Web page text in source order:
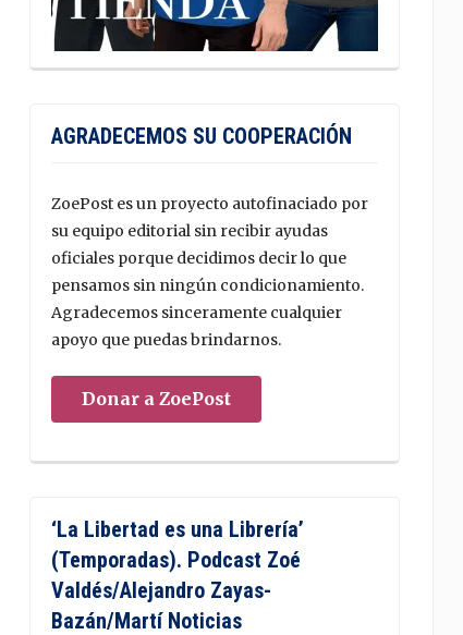
AGRADECEMOS SU COOPERACIÓN
ZoePost es un proyecto autofinaciado por
su equipo editorial sin recibir ayudas
oficiales porque decidimos decir lo que
pensamos sin ningún condicionamiento.
Agradecemos sinceramente cualquier
apoyo que puedas brindarnos.
Donar a ZoePost
‘La Libertad es una Librería’
(Temporadas). Podcast Zoé
Valdés/Alejandro Zayas-
Bazán/Martí Noticias